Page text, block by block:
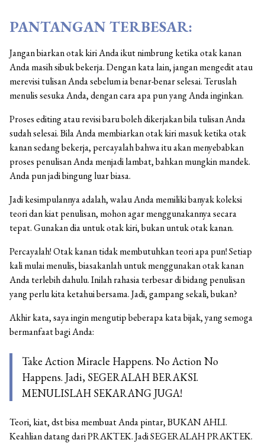
PANTANGAN TERBESAR:
Jangan biarkan otak kiri Anda ikut nimbrung ketika otak kanan
Anda masih sibuk bekerja. Dengan kata lain, jangan mengedit atau
merevisi tulisan Anda sebelum ia benar-benar selesai. Teruslah
menulis sesuka Anda, dengan cara apa pun yang Anda inginkan.
Proses editing atau revisi baru boleh dikerjakan bila tulisan Anda
sudah selesai. Bila Anda membiarkan otak kiri masuk ketika otak
kanan sedang bekerja, percayalah bahwa itu akan menyebabkan
proses penulisan Anda menjadi lambat, bahkan mungkin mandek.
Anda pun jadi bingung luar biasa.
Jadi kesimpulannya adalah, walau Anda memiliki banyak koleksi
teori dan kiat penulisan, mohon agar menggunakannya secara
tepat. Gunakan dia untuk otak kiri, bukan untuk otak kanan.
Percayalah! Otak kanan tidak membutuhkan teori apa pun! Setiap
kali mulai menulis, biasakanlah untuk menggunakan otak kanan
Anda terlebih dahulu. Inilah rahasia terbesar di bidang penulisan
yang perlu kita ketahui bersama. Jadi, gampang sekali, bukan?
Akhir kata, saya ingin mengutip beberapa kata bijak, yang semoga
bermanfaat bagi Anda:
Take Action Miracle Happens. No Action No
Happens. Jadi, SEGERALAH BERAKSI.
MENULISLAH SEKARANG JUGA!
Teori, kiat, dst bisa membuat Anda pintar, BUKAN AHLI.
Keahlian datang dari PRAKTEK. Jadi SEGERALAH PRAKTEK.